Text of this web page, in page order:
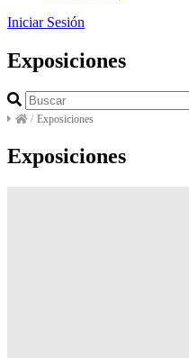
Iniciar Sesión
Exposiciones
/ Exposiciones
Exposiciones